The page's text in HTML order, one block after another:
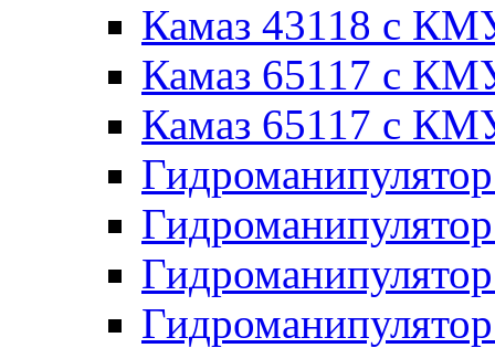
Камаз 43118 с
Камаз 65117 с
Камаз 65117 с